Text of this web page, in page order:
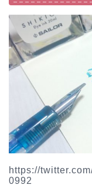
https://
0992